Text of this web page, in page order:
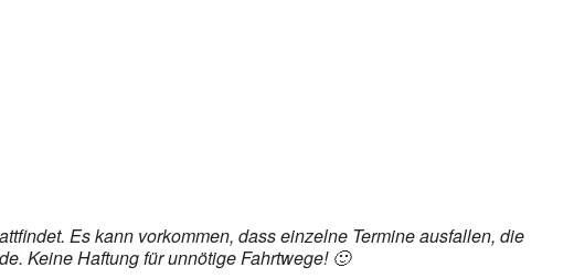
Es kann vorkommen, dass einzelne Termine ausfallen, die
Keine Haftung für unnötige Fahrtwege! 🙂